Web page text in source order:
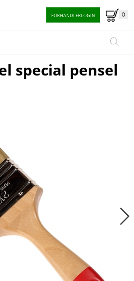
FORHANDLERLOGIN 0
special pensel